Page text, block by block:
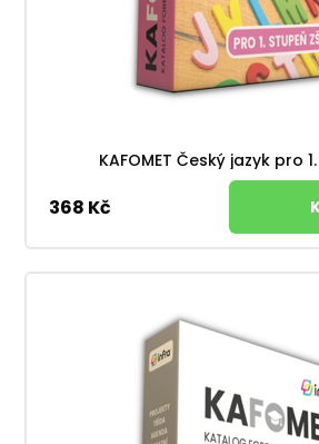
KAFOMET Český jazyk pro
368 Kč